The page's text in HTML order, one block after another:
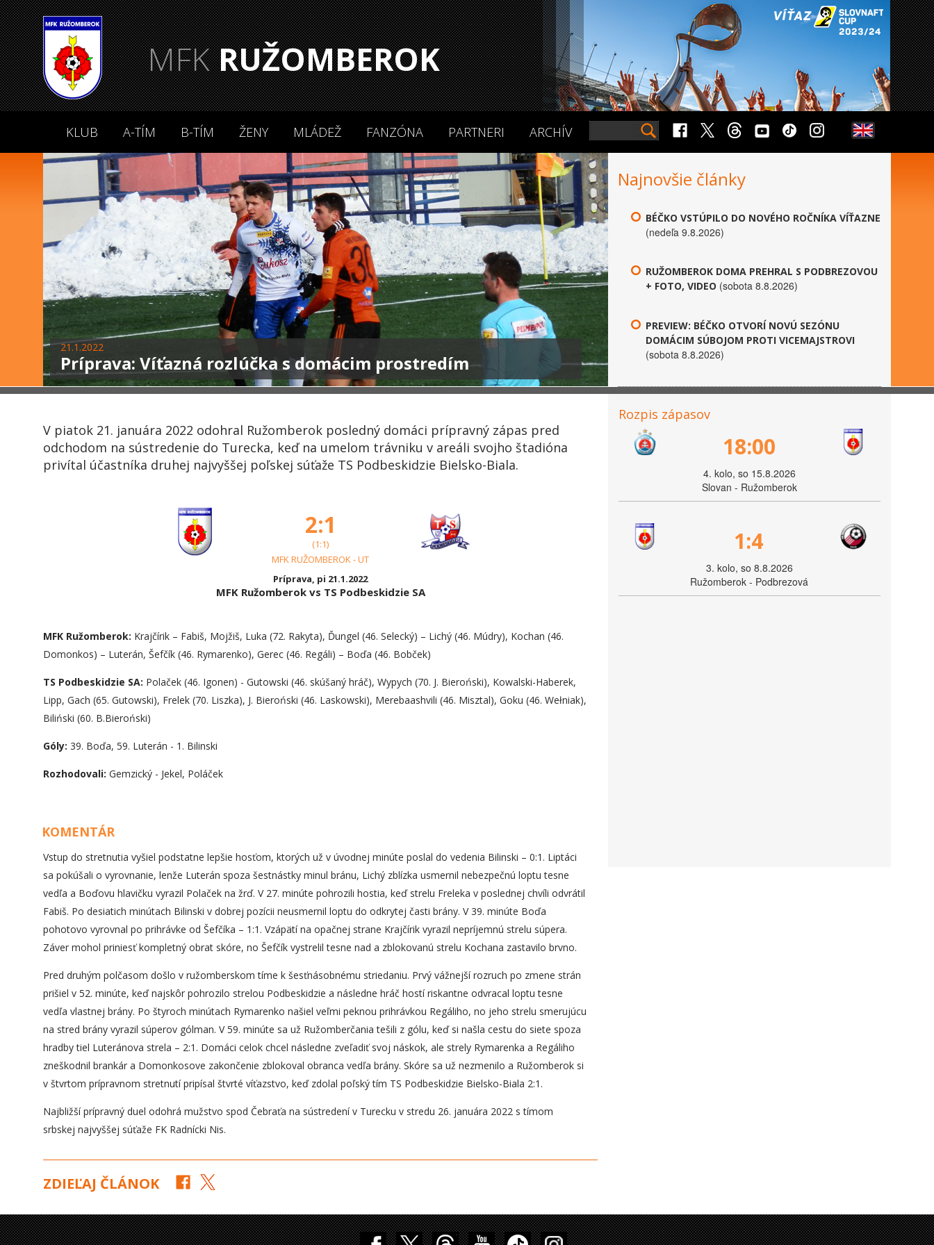
MFKRUŽOMBEROK
KLUB A-TÍM B-TÍM ŽENY MLÁDEŽ FANZÓNA PARTNERI ARCHÍV
21.1.2022
Príprava: Víťazná rozlúčka s domácim prostredím
Najnovšie články
BÉČKO VSTÚPILO DO NOVÉHO ROČNÍKA VÍŤAZNE
(nedeľa 9.8.2026)
RUŽOMBEROK DOMA PREHRAL S PODBREZOVOU
+ FOTO, VIDEO (sobota 8.8.2026)
PREVIEW: BÉČKO OTVORÍ NOVÚ SEZÓNU
DOMÁCIM SÚBOJOM PROTI VICEMAJSTROVI
(sobota 8.8.2026)
V piatok 21. januára 2022 odohral Ružomberok posledný domáci prípravný zápas pred
odchodom na sústredenie do Turecka, keď na umelom trávniku v areáli svojho štadióna
privítal účastníka druhej najvyššej poľskej súťaže TS Podbeskidzie Bielsko-Biala.
2:1
(1:1)
MFK RUŽOMBEROK - UT
Príprava, pi 21.1.2022
MFK Ružomberok vs TS Podbeskidzie SA
MFK Ružomberok: Krajčírik – Fabiš, Mojžiš, Luka (72. Rakyta), Ďungel (46. Selecký) – Lichý (46. Múdry), Kochan (46.
Domonkos) – Luterán, Šefčík (46. Rymarenko), Gerec (46. Regáli) – Boďa (46. Bobček)
TS Podbeskidzie SA: Polaček (46. Igonen) - Gutowski (46. skúšaný hráč), Wypych (70. J. Bieroński), Kowalski-Haberek,
Lipp, Gach (65. Gutowski), Frelek (70. Liszka), J. Bieroński (46. Laskowski), Merebaashvili (46. Misztal), Goku (46. Wełniak),
Biliński (60. B.Bieroński)
Góly: 39. Boďa, 59. Luterán - 1. Bilinski
Rozhodovali: Gemzický - Jekel, Poláček
KOMENTÁR
Vstup do stretnutia vyšiel podstatne lepšie hosťom, ktorých už v úvodnej minúte poslal do vedenia Bilinski – 0:1. Liptáci
sa pokúšali o vyrovnanie, lenže Luterán spoza šestnástky minul bránu, Lichý zblízka usmernil nebezpečnú loptu tesne
vedľa a Boďovu hlavičku vyrazil Polaček na žrď. V 27. minúte pohrozili hostia, keď strelu Freleka v poslednej chvíli odvrátil
Fabiš. Po desiatich minútach Bilinski v dobrej pozícii neusmernil loptu do odkrytej časti brány. V 39. minúte Boďa
pohotovo vyrovnal po prihrávke od Šefčíka – 1:1. Vzápätí na opačnej strane Krajčírik vyrazil nepríjemnú strelu súpera.
Záver mohol priniesť kompletný obrat skóre, no Šefčík vystrelil tesne nad a zblokovanú strelu Kochana zastavilo brvno.
Pred druhým polčasom došlo v ružomberskom tíme k šesťnásobnému striedaniu. Prvý vážnejší rozruch po zmene strán
prišiel v 52. minúte, keď najskôr pohrozilo strelou Podbeskidzie a následne hráč hostí riskantne odvracal loptu tesne
vedľa vlastnej brány. Po štyroch minútach Rymarenko našiel veľmi peknou prihrávkou Regáliho, no jeho strelu smerujúcu
na stred brány vyrazil súperov gólman. V 59. minúte sa už Ružomberčania tešili z gólu, keď si našla cestu do siete spoza
hradby tiel Luteránova strela – 2:1. Domáci celok chcel následne zveľadiť svoj náskok, ale strely Rymarenka a Regáliho
zneškodnil brankár a Domonkosove zakončenie zblokoval obranca vedľa brány. Skóre sa už nezmenilo a Ružomberok si
v štvrtom prípravnom stretnutí pripísal štvrté víťazstvo, keď zdolal poľský tím TS Podbeskidzie Bielsko-Biala 2:1.
Najbližší prípravný duel odohrá mužstvo spod Čebraťa na sústredení v Turecku v stredu 26. januára 2022 s tímom
srbskej najvyššej súťaže FK Radnícki Nis.
ZDIEĽAJ ČLÁNOK
Rozpis zápasov
18:00
4. kolo, so 15.8.2026
Slovan - Ružomberok
1:4
3. kolo, so 8.8.2026
Ružomberok - Podbrezová